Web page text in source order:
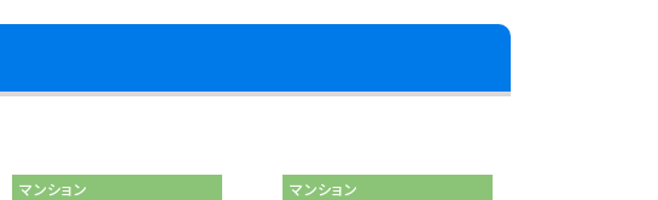
マンション マンション